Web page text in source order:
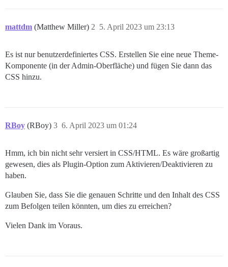
mattdm (Matthew Miller) 5. April 2023 um 23:13
2
Es ist nur benutzerdefiniertes CSS. Erstellen Sie eine neue Theme-
Komponente (in der Admin-Oberfläche) und fügen Sie dann das
CSS hinzu.
RBoy (RBoy) 6. April 2023 um 01:24
3
Hmm, ich bin nicht sehr versiert in CSS/HTML. Es wäre großartig
gewesen, dies als Plugin-Option zum Aktivieren/Deaktivieren zu
haben.
Glauben Sie, dass Sie die genauen Schritte und den Inhalt des CSS
zum Befolgen teilen könnten, um dies zu erreichen?
Vielen Dank im Voraus.